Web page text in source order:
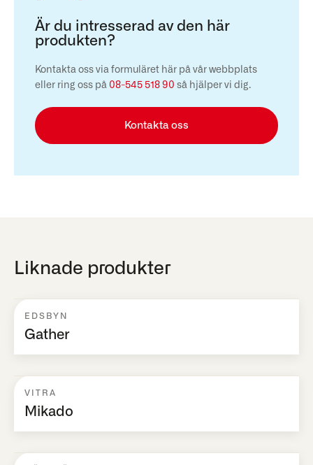
Är du intresserad av den här
produkten?
Kontakta oss via formuläret här på vår webbplats
eller ring oss på 08-545 518 90 så hjälper vi dig.
Kontakta oss
Liknade produkter
EDSBYN
Gather
VITRA
Mikado